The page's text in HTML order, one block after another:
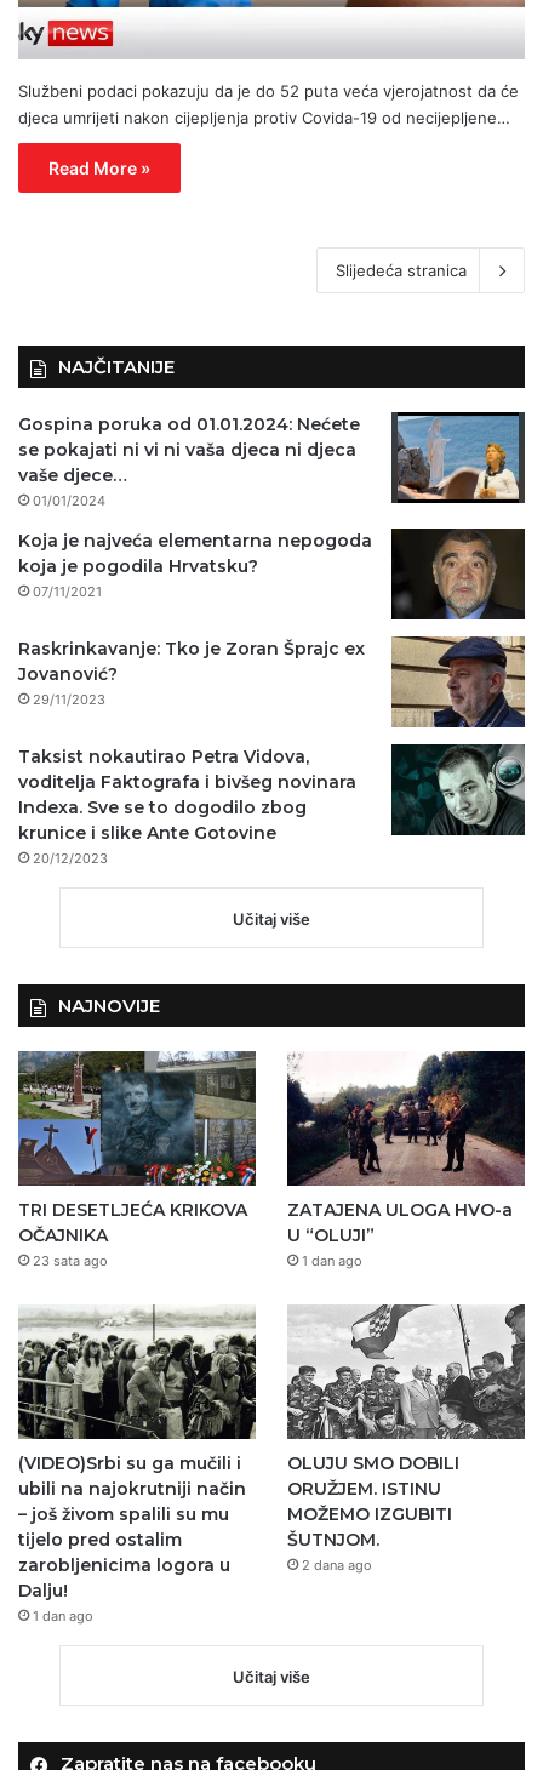
Službeni podaci pokazuju da je do 52 puta veća vjerojatnost da će
djeca umrijeti nakon cijepljenja protiv Covida-19 od necijepljene…
Read More »
Slijedeća stranica
NAJČITANIJE
Gospina poruka od 01.01.2024: Nećete
se pokajati ni vi ni vaša djeca ni djeca
vaše djece…
01/01/2024
Koja je najveća elementarna nepogoda
koja je pogodila Hrvatsku?
07/11/2021
Raskrinkavanje: Tko je Zoran Šprajc ex
Jovanović?
29/11/2023
Taksist nokautirao Petra Vidova,
voditelja Faktografa i bivšeg novinara
Indexa. Sve se to dogodilo zbog
krunice i slike Ante Gotovine
20/12/2023
Učitaj više
NAJNOVIJE
TRI DESETLJEĆA KRIKOVA
OČAJNIKA
23 sata ago
ZATAJENA ULOGA HVO-a
U “OLUJI”
1 dan ago
(VIDEO)Srbi su ga mučili i
ubili na najokrutniji način
– još živom spalili su mu
tijelo pred ostalim
zarobljenicima logora u
Dalju!
1 dan ago
OLUJU SMO DOBILI
ORUŽJEM. ISTINU
MOŽEMO IZGUBITI
ŠUTNJOM.
2 dana ago
Učitaj više
Zapratite nas na facebooku